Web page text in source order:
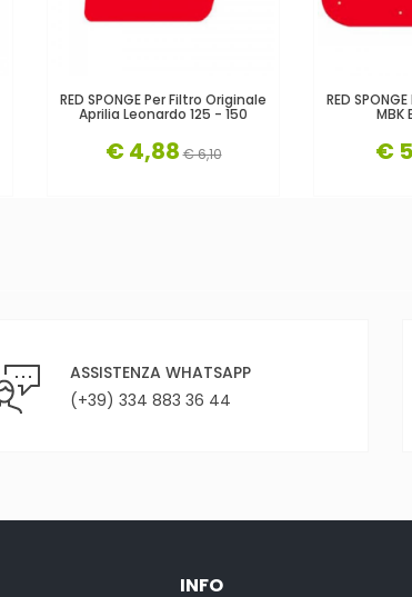
RED SPONGE Per Filtro Originale
Aprilia Leonardo 125 - 150
€ 4,88 € 6,10
RED
MBK
€
ASSISTENZA WHATSAPP
(+39) 334 883 36 44
INFO